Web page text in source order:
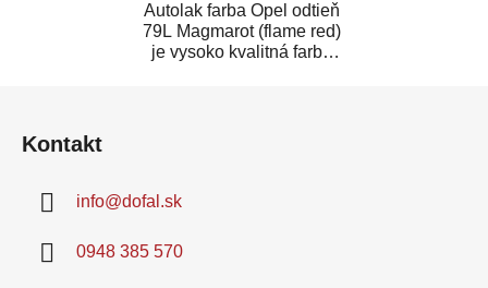
Autolak farba Opel odtieň
79L Magmarot (flame red)
je vysoko kvalitná farba
Kontakt
info@dofal.sk
0948 385 570